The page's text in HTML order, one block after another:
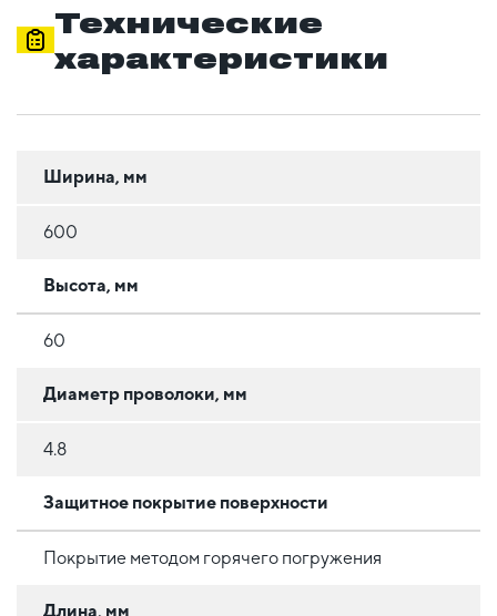
Технические
характеристики
Ширина, мм
600
Высота, мм
60
Диаметр проволоки, мм
4.8
Защитное покрытие поверхности
Покрытие методом горячего погружения
Длина, мм